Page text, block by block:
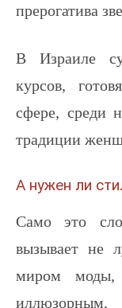
прерогатива
В Израиле
курсов,
сфере, среди
традиции
А нужен ли
Cамо это
вызывает не
миром моды,
иллюзорным,